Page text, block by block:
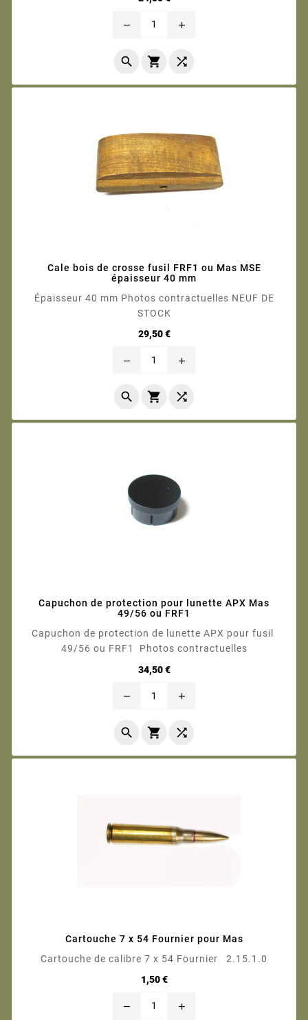
remove add
  
Cale bois de crosse fusil FRF1 ou Mas MSE
épaisseur 40 mm
Épaisseur 40 mm Photos contractuelles NEUF DE
STOCK
29,50 €Prix
remove add
  
Capuchon de protection pour lunette APX Mas
49/56 ou FRF1
Capuchon de protection de lunette APX pour fusil
49/56 ou FRF1 Photos contractuelles
34,50 €Prix
remove add
  
Cartouche 7 x 54 Fournier pour Mas
Cartouche de calibre 7 x 54 Fournier 2.15.1.0
1,50 €Prix
remove add